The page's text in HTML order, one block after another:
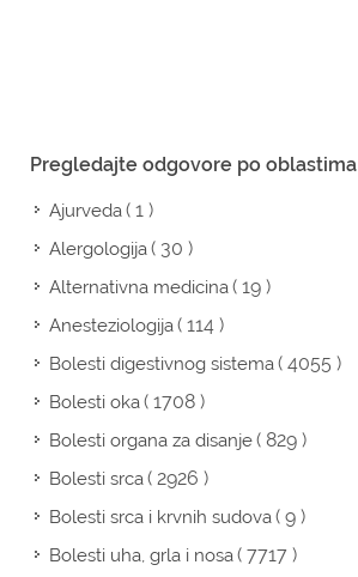
Pregledajte odgovore po oblastima
Ajurveda( 1 )
Alergologija( 30 )
Alternativna medicina( 19 )
Anesteziologija( 114 )
Bolesti digestivnog sistema( 4055 )
Bolesti oka( 1708 )
Bolesti organa za disanje( 829 )
Bolesti srca( 2926 )
Bolesti srca i krvnih sudova( 9 )
Bolesti uha, grla i nosa( 7717 )